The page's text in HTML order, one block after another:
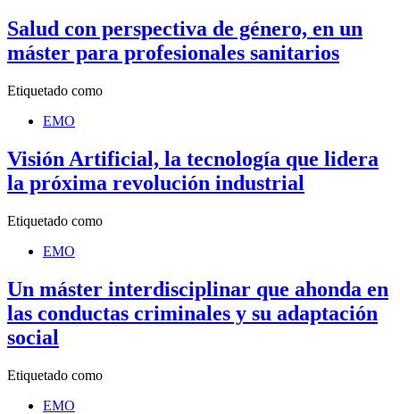
Salud con perspectiva de género, en un
máster para profesionales sanitarios
Etiquetado como
EMO
Visión Artificial, la tecnología que lidera
la próxima revolución industrial
Etiquetado como
EMO
Un máster interdisciplinar que ahonda en
las conductas criminales y su adaptación
social
Etiquetado como
EMO